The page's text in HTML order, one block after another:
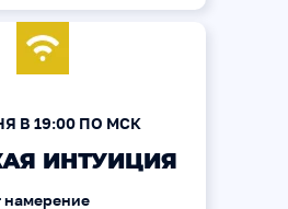
В 19:00 ПО МСК
ИНТУИЦИЯ
намерение